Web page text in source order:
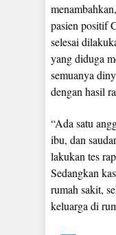
pasien positif
selesai
yang diduga
semuanya
dengan hasil
“Ada satu
ibu, dan
lakukan tes
Sedangkan
rumah sakit,
keluarga di